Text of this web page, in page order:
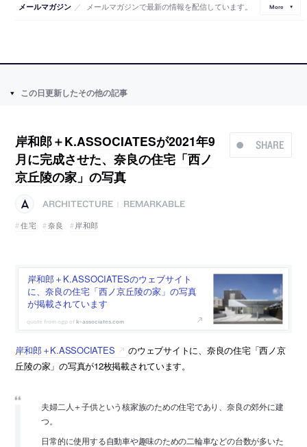
メールマガジン ／ メールマガジンで最新の情報を配信しています。 More
この日更新したその他の記事
SHARE
岸和郎＋K.ASSOCIATESが2021年9
月に完成させた、奈良の住宅「西ノ
京丘陵の家」の写真
ARCHITECTURE
REMARKABLE
住宅
奈良 岸和郎
岸和郎＋K.ASSOCIATESのウェブサイト
に、奈良の住宅「西ノ京丘陵の家」の写真
が掲載されています
k-associates.com
岸和郎＋K.ASSOCIATES
のウェブサイトに、奈良の住宅「西ノ京
丘陵の家」の写真が12枚掲載されています。
夫婦二人＋子供という核家族のための住宅であり、奈良の郊外に建
つ。
日常的に使用する自動車や趣味のための二輪車などの台数が多いた